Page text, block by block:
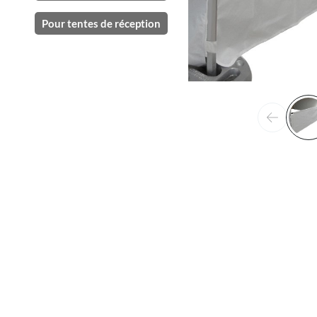
Pour tentes de réception